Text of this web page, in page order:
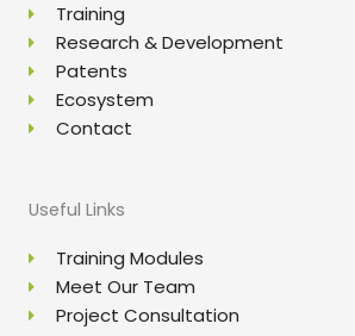
Training
Research & Development
Patents
Ecosystem
Contact
Useful Links
Training Modules
Meet Our Team
Project Consultation